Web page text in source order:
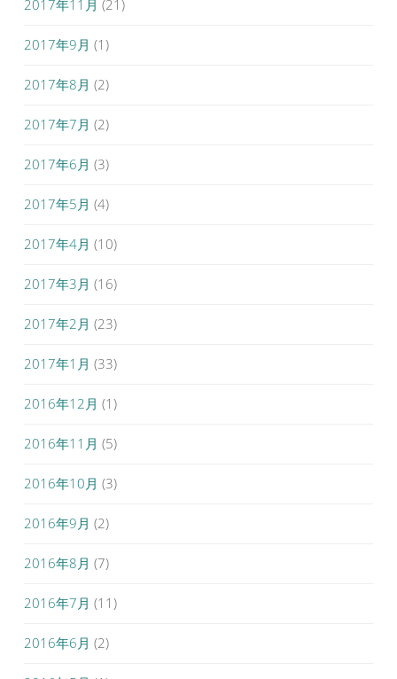
2017年11月 (21)
2017年9月 (1)
2017年8月 (2)
2017年7月 (2)
2017年6月 (3)
2017年5月 (4)
2017年4月 (10)
2017年3月 (16)
2017年2月 (23)
2017年1月 (33)
2016年12月 (1)
2016年11月 (5)
2016年10月 (3)
2016年9月 (2)
2016年8月 (7)
2016年7月 (11)
2016年6月 (2)